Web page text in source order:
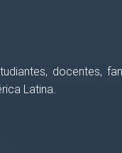
docentes,
Latina.